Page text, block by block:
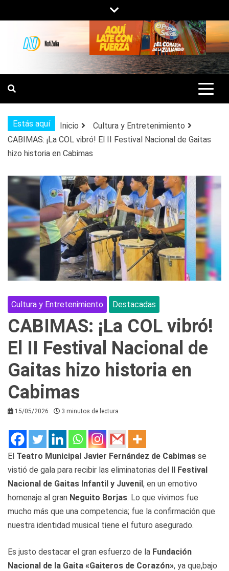
al
contenido
NOTIZULIA
NOTICIAS DEL ZULIA, VENEZUELA Y
DE INTERÉS GENERAL.
Estás aquí Inicio
Cultura y Entretenimiento
CABIMAS: ¡La COL vibró! El II Festival Nacional de Gaitas
hizo historia en Cabimas
Cultura y Entretenimiento Destacadas
CABIMAS: ¡La COL vibró!
El II Festival Nacional de
Gaitas hizo historia en
Cabimas
15/05/2026 3 minutos de lectura
El Teatro Municipal Javier Fernández de Cabimas se
vistió de gala para recibir las eliminatorias del II Festival
Nacional de Gaitas Infantil y Juvenil, en un emotivo
homenaje al gran Neguito Borjas. Lo que vivimos fue
mucho más que una competencia; fue la confirmación que
nuestra identidad musical tiene el futuro asegurado.
Es justo destacar el gran esfuerzo de la Fundación
Nacional de la Gaita «Gaiteros de Corazón», ya que,bajo